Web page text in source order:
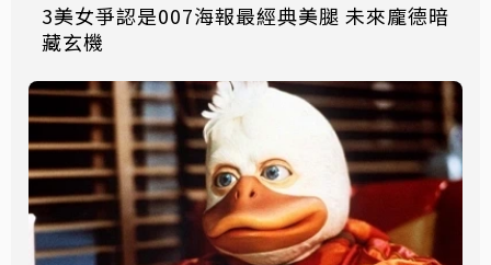
3美女爭認是007海報最經典美腿 未來龐德暗
藏玄機